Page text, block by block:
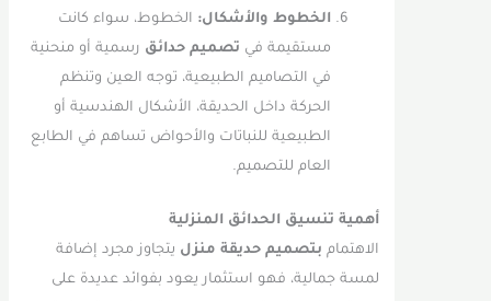
الخطوط والأشكال:الخطوط، سواء كانت
مستقيمة فيتصميم حدائقرسمية أو منحنية
في التصاميم الطبيعية، توجه العين وتنظم
الحركة داخل الحديقة، الأشكال الهندسية أو
الطبيعية للنباتات والأحواض تساهم في الطابع
العام للتصميم.
أهمية تنسيق الحدائق المنزلية
الاهتمامبتصميم حديقة منزليتجاوز مجرد إضافة
لمسة جمالية، فهو استثمار يعود بفوائد عديدة على